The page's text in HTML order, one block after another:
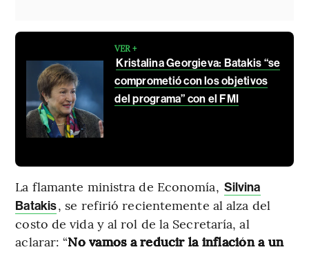
VER +
Kristalina Georgieva: Batakis “se
comprometió con los objetivos
del programa” con el FMI
La flamante ministra de Economía, Silvina
Batakis, se refirió recientemente al alza del
costo de vida y al rol de la Secretaría, al
aclarar: “No vamos a reducir la inflación a un